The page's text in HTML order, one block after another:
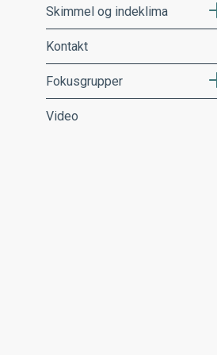
Skimmel og indeklima
Kontakt
Fokusgrupper
Video